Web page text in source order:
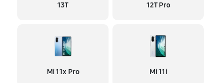
13T 12T Pro
Mi 11x Pro Mi 11i